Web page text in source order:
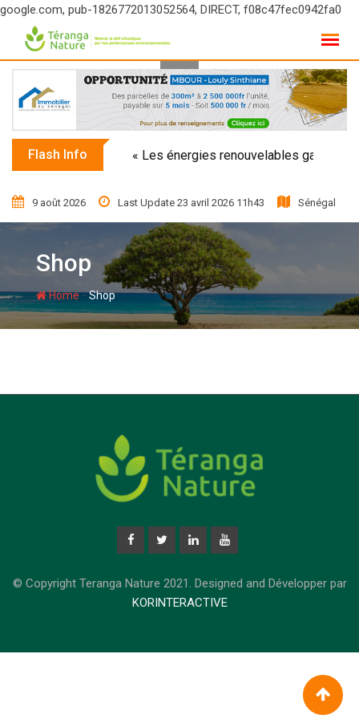
google.com, pub-1826772013052564, DIRECT, f08c47fec0942fa0
content
Flash Info « Les énergies renouvelables
9 août 2026 Last Update 23 avril 2026 11h43 Sénégal
Shop
Home-Shop
© Copyright Teranga Nature 2021. Designed and Développer par
KORINTERACTIVE